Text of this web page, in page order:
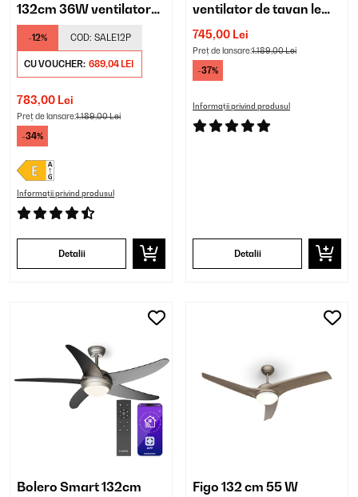
132cm 36W ventilator
de tavan arţar
-12% COD: SALE12P
CU VOUCHER: 689,04 LEI
783,00 Lei
Preț de lansare:1.189,00 Lei
-34%
Informații privind produsul
Detalii
ventilator de tavan lemn
închis la culoare
745,00 Lei
Preț de lansare:1.189,00 Lei
-37%
Informații privind produsul
Detalii
Bolero Smart 132cm
Figo 132 cm 55 W